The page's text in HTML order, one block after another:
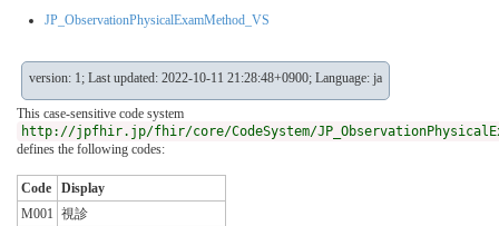
JP_ObservationPhysicalExamMethod_VS
version: 1; Last updated: 2022-10-11 21:28:48+0900; Language: ja
This case-sensitive code system
http://jpfhir.jp/fhir/core/CodeSystem/
defines the following codes:
Code
Display
M001
視診